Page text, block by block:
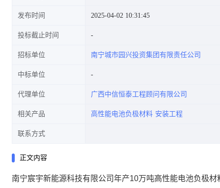
工程招标控制价的通知
发布时间 2025-04-02 10:31:45
投标截止时间
招标单位 南宁城市园兴投资集团有限责任公司
中标单位
代理单位 广西中信恒泰工程顾问有限公司
相关产品 高性能电池负极材料 安装工程
联系方式
正文内容
南宁宸宇新能源科技有限公司年产10万吨高性能电池负极